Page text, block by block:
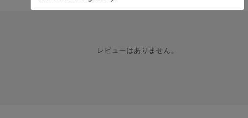
レビューはありません。